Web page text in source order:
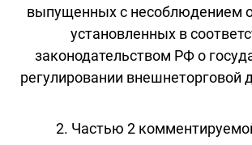
выпущенных с несоблюдением
установленных в
законодательством РФ о
регулировании внешнеторговой
2. Частью 2